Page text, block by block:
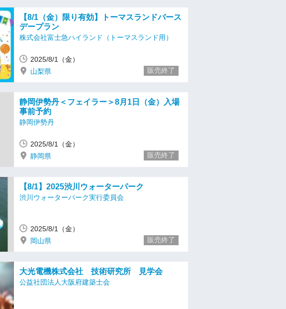
【8/1（金）限り有効】トーマスランドバース
デープラン
株式会社富士急ハイランド（トーマスランド用）
2025/8/1（金）
山梨県
販売終了
静岡伊勢丹＜フェイラー＞8月1日（金）入場
事前予約
静岡伊勢丹
2025/8/1（金）
静岡県
販売終了
【8/1】2025渋川ウォーターパーク
渋川ウォーターパーク実行委員会
2025/8/1（金）
岡山県
販売終了
大光電機株式会社 技術研究所 見学会
公益社団法人大阪府建築士会